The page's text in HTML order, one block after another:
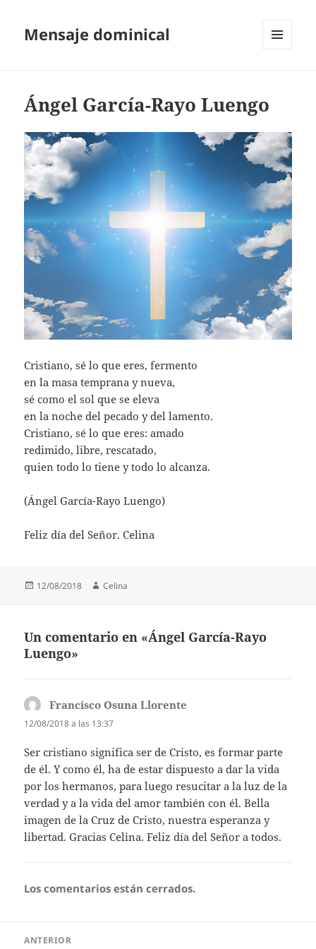
Mensaje dominical
Ángel García-Rayo Luengo
Cristiano, sé lo que eres, fermento
en la masa temprana y nueva,
sé como el sol que se eleva
en la noche del pecado y del lamento.
Cristiano, sé lo que eres: amado
redimido, libre, rescatado,
quien todo lo tiene y todo lo alcanza.
(Ángel García-Rayo Luengo)
Feliz día del Señor. Celina
Publicado
12/08/2018 Autor
Celina
Un comentario en «Ángel García-Rayo
Luengo»
Francisco Osuna Llorente
12/08/2018 a las 13:37
Ser cristiano significa ser de Cristo, es formar parte
de él. Y como él, ha de estar dispuesto a dar la vida
por los hermanos, para luego resucitar a la luz de la
verdad y a la vida del amor también con él. Bella
imagen de la Cruz de Cristo, nuestra esperanza y
libertad. Gracias Celina. Feliz día del Señor a todos.
Los comentarios están cerrados.
ANTERIOR